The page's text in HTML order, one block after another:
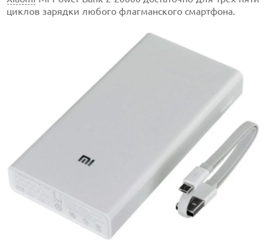
циклов зарядки любого флагманского смартфона.